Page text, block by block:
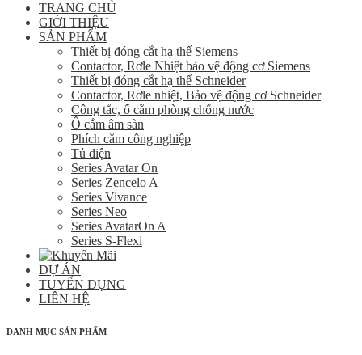
TRANG CHỦ
GIỚI THIỆU
SẢN PHẨM
Thiết bị đóng cắt hạ thế Siemens
Contactor, Rơle Nhiệt bảo vệ động cơ Siemens
Thiết bị đóng cắt hạ thế Schneider
Contactor, Rơle nhiệt, Bảo vệ động cơ Schneider
Công tắc, ổ cắm phòng chống nước
Ổ cắm âm sàn
Phích cắm công nghiệp
Tủ điện
Series Avatar On
Series Zencelo A
Series Vivance
Series Neo
Series AvatarOn A
Series S-Flexi
DỰ ÁN
TUYỂN DỤNG
LIÊN HỆ
DANH MỤC SẢN PHẨM